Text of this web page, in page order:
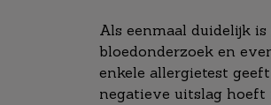
Als eenmaal duidelijk
bloedonderzoek en
enkele allergietest
negatieve uitslag hoeft